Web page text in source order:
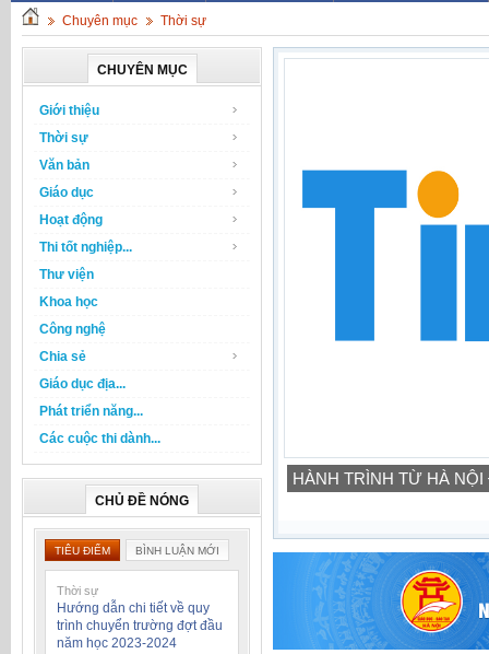
Chuyên mục Thời sự
CHUYÊN MỤC
Giới thiệu
Thời sự
Văn bản
Giáo dục
Hoạt động
Thi tốt nghiệp...
Thư viện
Khoa học
Công nghệ
Chia sẻ
Giáo dục địa...
Phát triển năng...
Các cuộc thi dành...
CHỦ ĐỀ NÓNG
TIÊU ĐIỂM BÌNH LUẬN MỚI
Thời sự
Hướng dẫn chi tiết về quy
trình chuyển trường đợt đầu
năm học 2023-2024
HÀNH TRÌNH TỪ HÀ